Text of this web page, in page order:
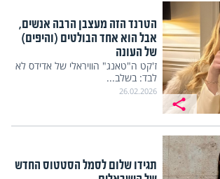
הטרנד הזה מעצבן הרבה אנשים,
אבל הוא אחד הבולטים (והיפים)
של העונה
ז'קט ה"טאנג" הוויראלי של אדידס לא
לבד: בשלב...
26.02.2026
תגידו שלום לסמל הסטטוס החדש